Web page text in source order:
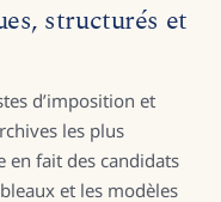
structurés et
d’imposition et
les plus
fait des candidats
et les modèles